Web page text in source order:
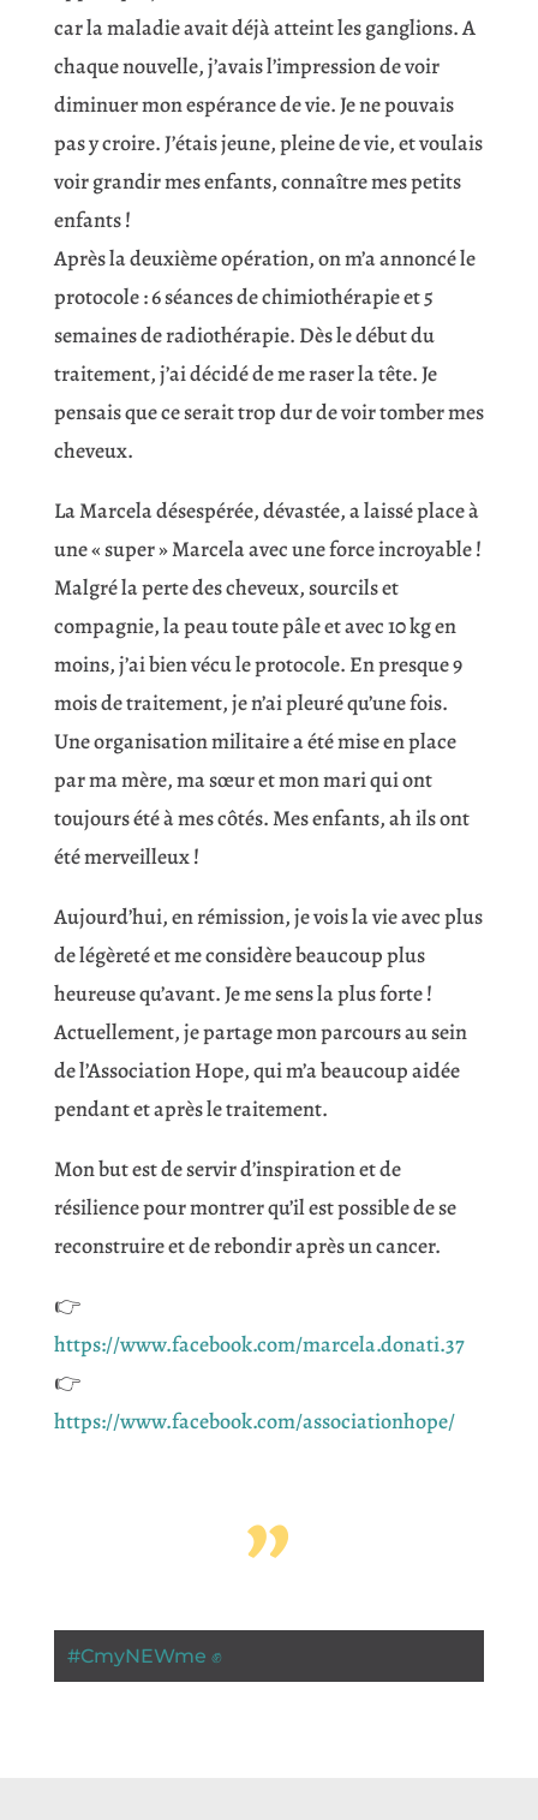
car la maladie avait déjà atteint les ganglions. A
chaque nouvelle, j’avais l’impression de voir
diminuer mon espérance de vie. Je ne pouvais
pas y croire. J’étais jeune, pleine de vie, et voulais
voir grandir mes enfants, connaître mes petits
enfants !
Après la deuxième opération, on m’a annoncé le
protocole : 6 séances de chimiothérapie et 5
semaines de radiothérapie. Dès le début du
traitement, j’ai décidé de me raser la tête. Je
pensais que ce serait trop dur de voir tomber mes
cheveux.
La Marcela désespérée, dévastée, a laissé place à
une « super » Marcela avec une force incroyable !
Malgré la perte des cheveux, sourcils et
compagnie, la peau toute pâle et avec 10 kg en
moins, j’ai bien vécu le protocole. En presque 9
mois de traitement, je n’ai pleuré qu’une fois.
Une organisation militaire a été mise en place
par ma mère, ma sœur et mon mari qui ont
toujours été à mes côtés. Mes enfants, ah ils ont
été merveilleux !
Aujourd’hui, en rémission, je vois la vie avec plus
de légèreté et me considère beaucoup plus
heureuse qu’avant. Je me sens la plus forte !
Actuellement, je partage mon parcours au sein
de l’Association Hope, qui m’a beaucoup aidée
pendant et après le traitement.
Mon but est de servir d’inspiration et de
résilience pour montrer qu’il est possible de se
reconstruire et de rebondir après un cancer.
👉
https://www.facebook.com/marcela.donati.37
👉
https://www.facebook.com/associationhope/
”
#CmyNEWme ✊